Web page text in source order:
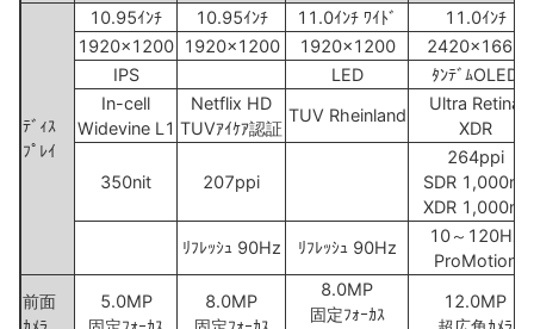
ﾃﾞｨｽ
ﾌﾟﾚｲ
10.95ｲﾝﾁ 10.95ｲﾝﾁ 11.0ｲﾝﾁ ﾜｲﾄﾞ
11.0ｲﾝﾁ
1920x1200 1920x1200 1920x1200
2420x1668
IPS
LED
ﾀﾝﾃﾞﾑOLED
In-cell
Widevine L1
Netflix HD
TUVｱｲｹｱ認証
TUV Rheinland
Ultra Retina
XDR
350nit 207ppi
264ppi
SDR 1,000nit
XDR 1,000nit
ﾘﾌﾚｯｼｭ 90Hz
ﾘﾌﾚｯｼｭ 90Hz
10～120Hz
ProMotion
前面
5.0MP
8.0MP
8.0MP
固定ﾌｫｰｶｽ
12.0MP